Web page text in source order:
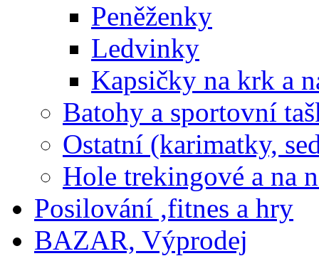
Peněženky
Ledvinky
Kapsičky na krk a
Batohy a sportovní
Ostatní (karimatky,
Hole trekingové a na
Posilování ,fitnes a hry
BAZAR, Výprodej